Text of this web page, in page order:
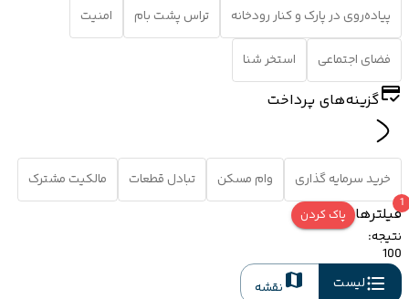
پیاده‌روی در پارک و کنار رودخانه تراس پشت بام امنیت
فضای اجتماعی استخر شنا
گزینه‌های پرداخت
خرید سرمایه گذاری وام مسکن تبادل قطعات مالکیت مشترک
فیلترها
1
پاک کردن
نتیجه:
100
لیست
نقشه